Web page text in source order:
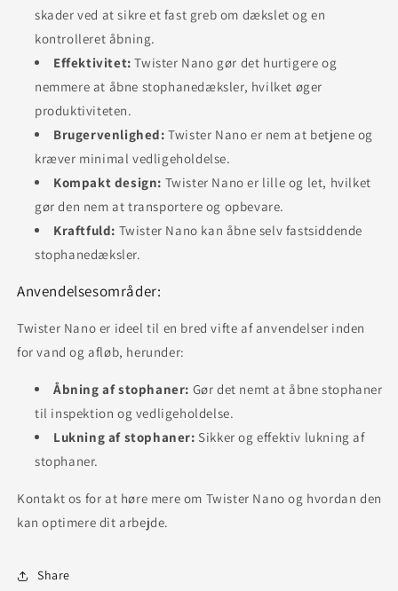
skader ved at sikre et fast greb om dækslet og en
kontrolleret åbning.
Effektivitet: Twister Nano gør det hurtigere og
nemmere at åbne stophanedæksler, hvilket øger
produktiviteten.
Brugervenlighed: Twister Nano er nem at betjene og
kræver minimal vedligeholdelse.
Kompakt design: Twister Nano er lille og let, hvilket
gør den nem at transportere og opbevare.
Kraftfuld: Twister Nano kan åbne selv fastsiddende
stophanedæksler.
Anvendelsesområder:
Twister Nano er ideel til en bred vifte af anvendelser inden
for vand og afløb, herunder:
Åbning af stophaner: Gør det nemt at åbne stophaner
til inspektion og vedligeholdelse.
Lukning af stophaner: Sikker og effektiv lukning af
stophaner.
Kontakt os for at høre mere om Twister Nano og hvordan den
kan optimere dit arbejde.
Share